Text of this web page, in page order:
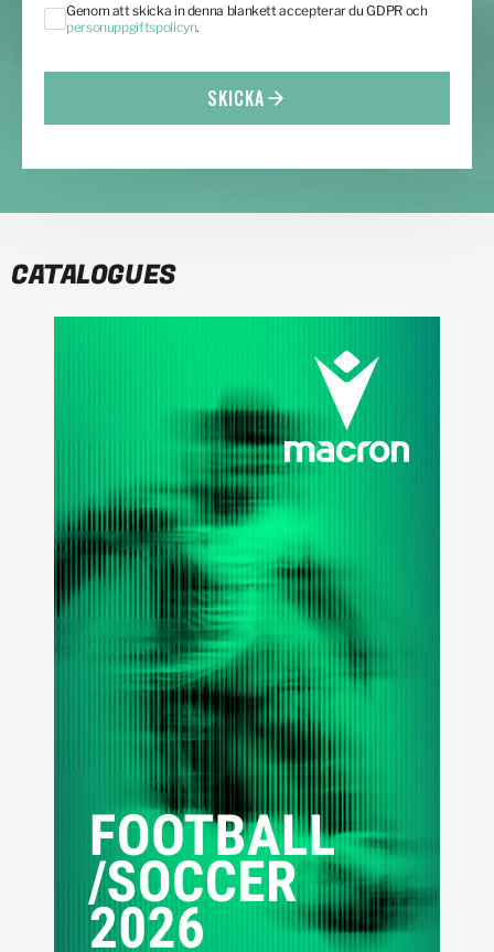
Genom att skicka in denna blankett accepterar du GDPR och
personuppgiftspolicyn.
SKICKA
CATALOGUES